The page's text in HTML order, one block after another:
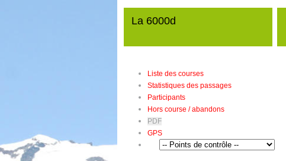
La 6000d
Liste des courses
Statistiques des passages
Participants
Hors course / abandons
PDF
GPS